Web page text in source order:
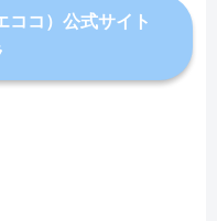
コ）公式サイト